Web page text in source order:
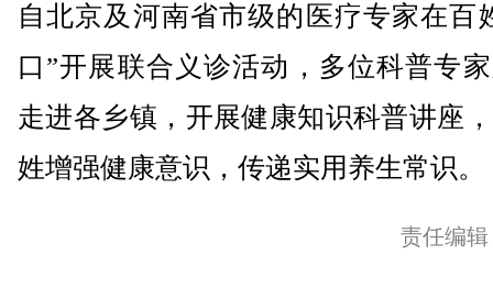
自北京及河南省市级的医疗专家在百
口”开展联合义诊活动，多位科普专
走进各乡镇，开展健康知识科普讲座
姓增强健康意识，传递实用养生常识。
责任编